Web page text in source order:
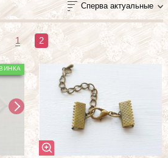
Сперва актуальные
1 2